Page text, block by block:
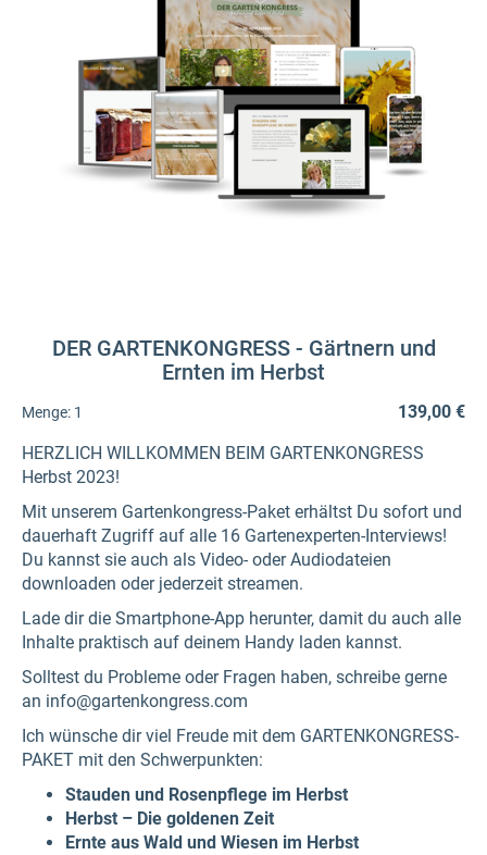
DER GARTENKONGRESS - Gärtnern und
Ernten im Herbst
Menge: 1
139,00 €
HERZLICH WILLKOMMEN BEIM GARTENKONGRESS
Herbst 2023!
Mit unserem Gartenkongress-Paket erhältst Du sofort und
dauerhaft Zugriff auf alle 16 Gartenexperten-Interviews!
Du kannst sie auch als Video- oder Audiodateien
downloaden oder jederzeit streamen.
Lade dir die Smartphone-App herunter, damit du auch alle
Inhalte praktisch auf deinem Handy laden kannst.
Solltest du Probleme oder Fragen haben, schreibe gerne
an info@gartenkongress.com
Ich wünsche dir viel Freude mit dem GARTENKONGRESS-
PAKET mit den Schwerpunkten:
Stauden und Rosenpflege im Herbst
Herbst – Die goldenen Zeit
Ernte aus Wald und Wiesen im Herbst